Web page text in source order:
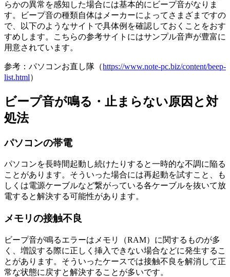
らかの異常を感知した場合には基本的にビープ音がなりま
す。ビープ音の種類自体はメーカーによってさまざまですの
で、以下のようなサイトで具体例を確認しておくことをおす
すめします。こちらの参考サイトにはサンプル音声が豊富に
用意されています。
参考：パソコンお直し隊（https://www.note-pc.biz/content/beep-
list.html）
ビープ音が鳴る・止まらない原因と対
処法
パソコンの帯電
パソコンを長時間起動し続けたりすると一時的な不調に陥る
ことがあります。そういった場合には再起動を試すこと、も
しくは電源ケーブルなど繋がっている各ケーブルを抜いて放
電すると解決する可能性があります。
メモリの接触不良
ビープ音が鳴るエラーはメモリ（RAM）に関するものが多
く、増設する際に正しく挿入できない場合などに発生するこ
とがあります。そういったケースでは接触不良を解消して正
常な状態に戻すと解決することが多いです。